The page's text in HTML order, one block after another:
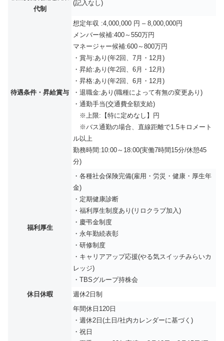
代制
(記入なし)
待遇条件・昇給賞与
想定年収 :4,000,000 円 – 8,000,000円
メンバー候補:400～550万円
マネージャー候補:600～800万円
・賞与:あり(年2回、7月・12月)
・昇給:あり(年2回、6月・12月)
・昇格:あり(年2回、6月・12月)
・退職金:あり(職種によって有無の変更あり)
・通勤手当(交通費全額支給)
※上限:【特に定めなし】円
※バス通勤の場合、直線距離で1.5キロメート
ル以上
勤務時間:10:00～18:00(実働7時間15分/休憩45
分)
福利厚生
・各種社会保険完備(雇用・労災・健康・厚生年
金)
・定期健康診断
・福利厚生制度あり(リロクラブ加入)
・慶弔金制度
・永年勤続表彰
・研修制度
・キャリアアップ応援(やる気スイッチみらいカ
レッジ)
・TBSグループ持株会
休日休暇
週休2日制
年間休日120日
・週休2日(土日/社内カレンダーに基づく)
・祝日